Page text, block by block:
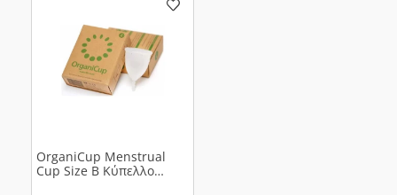
OrganiCup Menstrual
Cup Size B Κύπελλο